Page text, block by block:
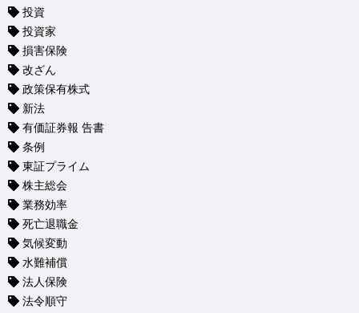
投資
投資家
損害保険
改ざん
政策保有株式
新法
有価証券報 告書
条例
東証プライム
株主総会
業務効率
死亡退職金
気候変動
水難補償
法人保険
法令順守